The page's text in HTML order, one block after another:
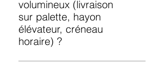
volumineux (livraison
sur palette, hayon
élévateur, créneau
horaire) ?
Oui. Les grandes commandes